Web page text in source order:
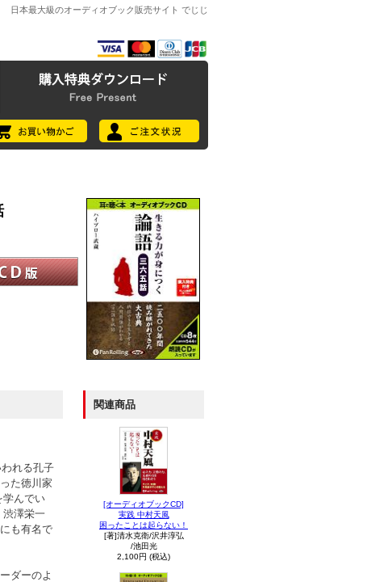
日本最大級のオーディオブック販売サイト でじじ
れる孔子
た徳川家
学んでい
渋澤栄一
も有名で
ダーのよ
関連商品
[オーディオブックCD]
実践 中村天風
困ったことは起らない！
[著]清水克衛/沢井淳弘
/池田光
2,100円 (税込)